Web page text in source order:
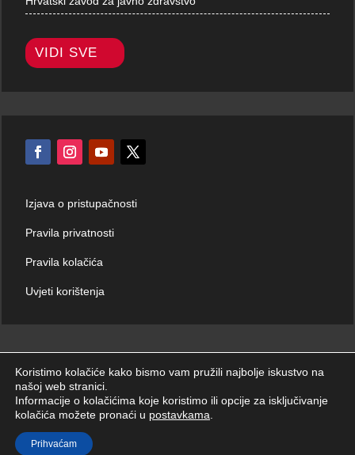
VIDI SVE
Izjava o pristupačnosti
Pravila privatnosti
Pravila kolačića
Uvjeti korištenja
© Hrvatski zavod za hitnu medicinu 2026. | Sva prava zadržana.
Koristimo kolačiće kako bismo vam pružili najbolje iskustvo na
našoj web stranici.
Informacije o kolačićima koje koristimo ili opcije za isključivanje
kolačića možete pronaći u postavkama
Prihvaćam